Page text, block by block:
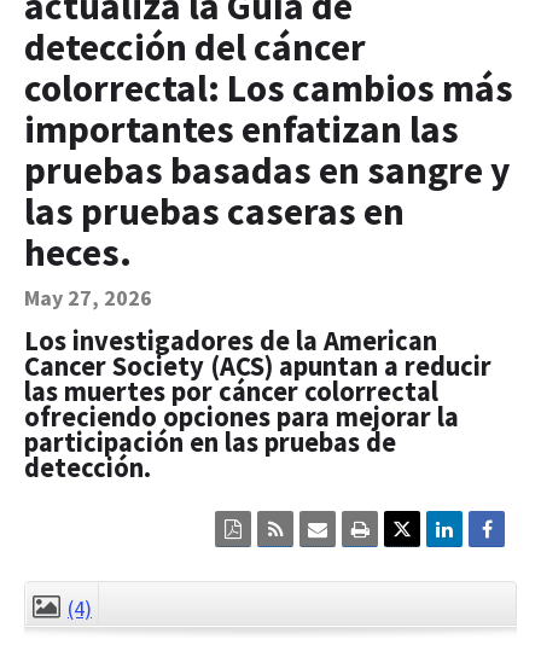
Contact Us
Bequest Language
detección del cáncer
colorrectal: Los cambios más
importantes enfatizan las
pruebas basadas en sangre y
las pruebas caseras en
heces.
May 27, 2026
Los investigadores de la American
Cancer Society (ACS) apuntan a reducir
las muertes por cáncer colorrectal
ofreciendo opciones para mejorar la
participación en las pruebas de
detección.
Click
here
print
current
Click
here
email
current
Click
here
sign
for
Click
here
view
current
(4)